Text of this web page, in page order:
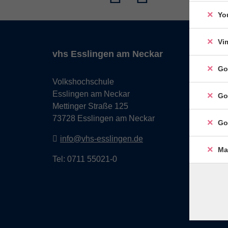
vhs Esslingen am Neckar
Volkshochschule
Esslingen am Neckar
Mettinger Straße 125
73728 Esslingen am Neckar
info@vhs-esslingen.de
Tel: 0711 55021-0